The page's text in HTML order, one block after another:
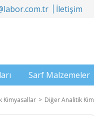
İletişim
Sarf Malzemeler
Kimyasallar Diğer Analitik